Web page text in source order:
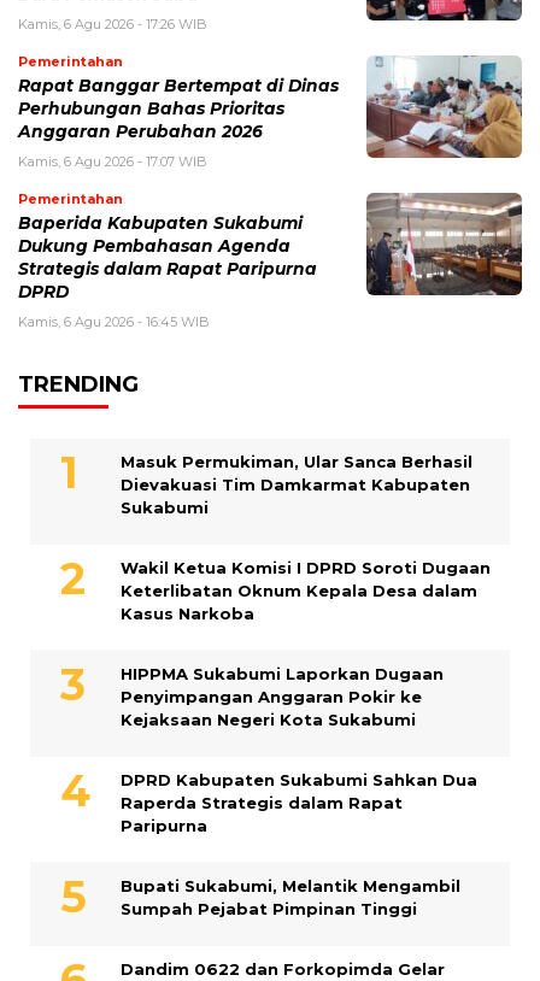
Kamis, 6 Agu 2026 - 17:26 WIB
Pemerintahan
Rapat Banggar Bertempat di Dinas
Perhubungan Bahas Prioritas
Anggaran Perubahan 2026
Kamis, 6 Agu 2026 - 17:07 WIB
Pemerintahan
Baperida Kabupaten Sukabumi
Dukung Pembahasan Agenda
Strategis dalam Rapat Paripurna
DPRD
Kamis, 6 Agu 2026 - 16:45 WIB
TRENDING
Masuk Permukiman, Ular Sanca Berhasil
Dievakuasi Tim Damkarmat Kabupaten
Sukabumi
Wakil Ketua Komisi I DPRD Soroti Dugaan
Keterlibatan Oknum Kepala Desa dalam
Kasus Narkoba
HIPPMA Sukabumi Laporkan Dugaan
Penyimpangan Anggaran Pokir ke
Kejaksaan Negeri Kota Sukabumi
DPRD Kabupaten Sukabumi Sahkan Dua
Raperda Strategis dalam Rapat
Paripurna
Bupati Sukabumi, Melantik Mengambil
Sumpah Pejabat Pimpinan Tinggi
Dandim 0622 dan Forkopimda Gelar